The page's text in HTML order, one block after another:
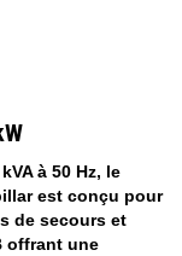
à 50 Hz, le
est conçu pour
de secours et
offrant une